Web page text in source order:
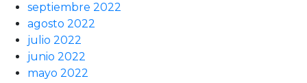
septiembre 2022
agosto 2022
julio 2022
junio 2022
mayo 2022